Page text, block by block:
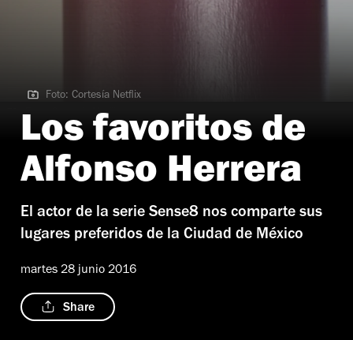
Foto: Cortesía Netflix
Foto: Cortesía Netflix
Los favoritos de
Alfonso Herrera
El actor de la serie Sense8 nos comparte sus
lugares preferidos de la Ciudad de México
martes 28 junio 2016
Share